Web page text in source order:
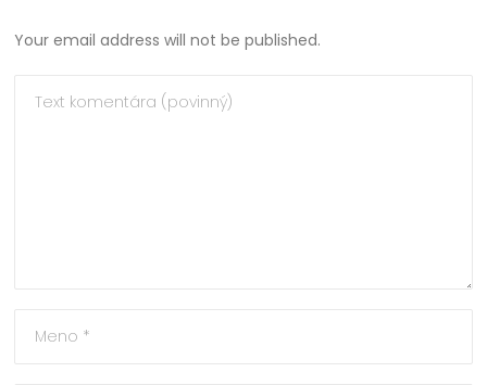
Your email address will not be published.